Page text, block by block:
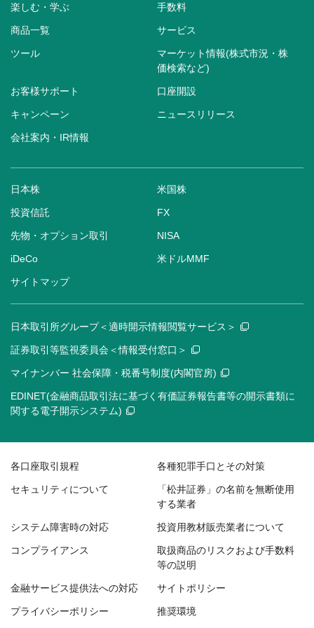
楽しむ・学ぶ 手数料
商品一覧 サービス
ツール
マーケット情報(株式市況・株
価検索など)
お客様サポート 口座開設
キャンペーン ニュースリリース
会社案内・IR情報
日本株 米国株
投資信託 FX
先物・オプション取引 NISA
iDeCo 米ドルMMF
サイトマップ
日本取引所グループ＜適時開示情報閲覧サービス＞
証券取引等監視委員会＜情報受付窓口＞
マイナンバー 社会保障・税番号制度(内閣官房)
EDINET(金融商品取引法に基づく有価証券報告書等の開示書類に
関する電子開示システム)
各口座取引規程 各種犯罪手口とその対策
セキュリティについて
「松井証券」の名前を無断使用
する業者
システム障害時の対応 投資用教材販売業者について
コンプライアンス
取扱商品のリスクおよび手数料
等の説明
金融サービス提供法への対応 サイトポリシー
プライバシーポリシー 推奨環境